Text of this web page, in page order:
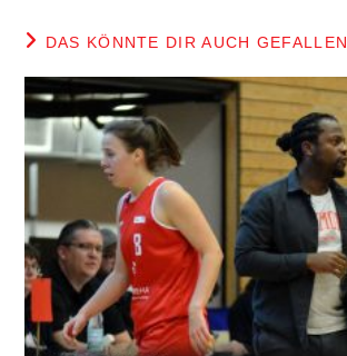
DAS KÖNNTE DIR AUCH GEFALLEN